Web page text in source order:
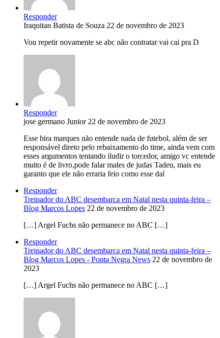
Responder
Iraquitan Batista de Souza 22 de novembro de 2023
Vou repetir novamente se abc não contratar vai cai pra D
Responder
jose germano Junior22 de novembro de 2023
Esse bira marques não entende nada de futebol, além de ser
responsável direto pelo rebaixamento do time, ainda vem com
esses argumentos tentando iludir o torcedor, amigo vc entende
muito é de livro,pode falar males de judas Tadeu, mais eu
garanto que ele não erraria feio como esse daí
Responder
Treinador do ABC desembarca em Natal nesta quinta-feira –
Blog Marcos Lopes 22 de novembro de 2023
[…] Argel Fuchs não permanece no ABC […]
Responder
Treinador do ABC desembarca em Natal nesta quinta-feira –
Blog Marcos Lopes - Ponta Negra News 22 de novembro de
2023
[…] Argel Fuchs não permanece no ABC […]